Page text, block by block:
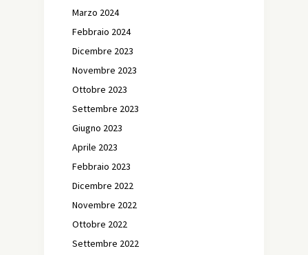
Marzo 2024
Febbraio 2024
Dicembre 2023
Novembre 2023
Ottobre 2023
Settembre 2023
Giugno 2023
Aprile 2023
Febbraio 2023
Dicembre 2022
Novembre 2022
Ottobre 2022
Settembre 2022